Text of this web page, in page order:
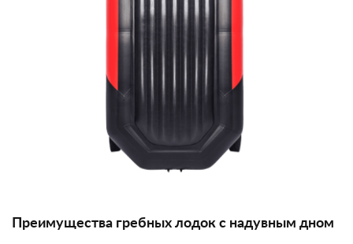
Преимущества гребных лодок с надувным дном